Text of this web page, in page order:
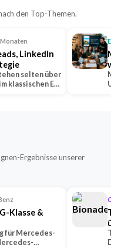
den Top-Themen.
Monaten
LinkedIn
selten über
klassischen E-
Mehr
Mehr
Ergebnisse unserer
Klasse &
für Mercedes-
Case